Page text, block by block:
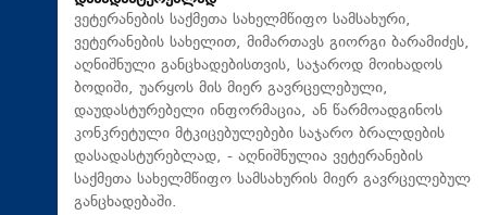
ვეტერანების საქმეთა სახელმწიფო სამსახური,
ვეტერანების სახელით, მიმართავს გიორგი ბარამიძეს,
აღნიშნული განცხადებისთვის, საჯაროდ მოიხადოს
ბოდიში, უარყოს მის მიერ გავრცელებული,
დაუდასტურებელი ინფორმაცია, ან წარმოადგინოს
კონკრეტული მტკიცებულებები საჯარო ბრალდების
დასადასტურებლად, - აღნიშნულია ვეტერანების
საქმეთა სახელმწიფო სამსახურის მიერ გავრცელებულ
განცხადებაში.